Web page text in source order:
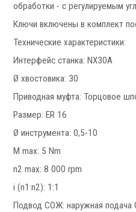
Револьверные головки
Запчасти для револьверных головок
Переходные втулки
Системы УЦИ
обработки - с регулируемым
Ключи включены в комплект
Технические характеристики:
Интерфейс станка: NX30A
Ø хвостовика: 30
Приводная муфта: Торцовое
Размер: ER 16
Ø инструмента: 0,5-10
M max: 5 Nm
n2 max: 8 000 rpm
i (n1:n2): 1:1
Подвод СОЖ: наружная